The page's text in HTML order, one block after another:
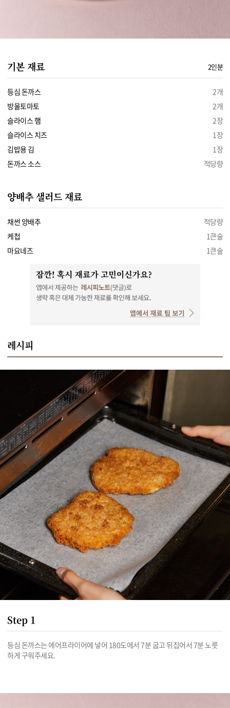
기본 재료 2인분
등심 돈까스
2개
방울토마토
2개
슬라이스 햄
2장
슬라이스 치즈
1장
김밥용 김
1장
돈까스 소스
적당량
양배추 샐러드 재료
채썬 양배추
적당량
케첩
1큰술
마요네즈
1큰술
레시피
Step 1
등심 돈까스는 에어프라이어에 넣어 180도에서 7분 굽고 뒤집어서 7분 노릇
하게 구워주세요.